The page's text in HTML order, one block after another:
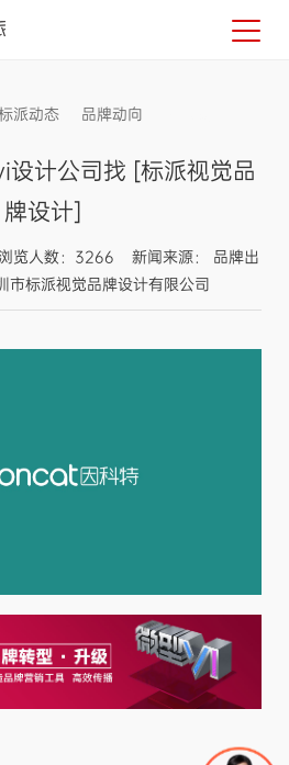
派动态 品牌动向
设计公司找 [标派视觉品
牌设计]
览人数：3266 新闻来源： 品牌出
市标派视觉品牌设计有限公司